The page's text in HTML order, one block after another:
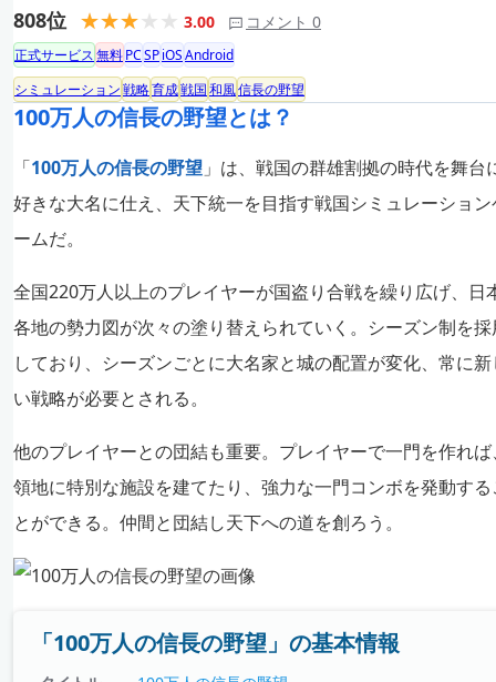
808位 3.00 コメント 0
正式サービス無料PCSPiOSAndroid
シミュレーション戦略育成戦国和風信長の野望
100万人の信長の野望とは？
「100万人の信長の野望 」は、戦国の群雄割拠の時代を舞台
好きな大名に仕え、天下統一を目指す戦国シミュレーション
ームだ。
全国220万人以上のプレイヤーが国盗り合戦を繰り広げ、日
各地の勢力図が次々の塗り替えられていく。シーズン制を採
しており、シーズンごとに大名家と城の配置が変化、常に新
い戦略が必要とされる。
他のプレイヤーとの団結も重要。プレイヤーで一門を作れば
領地に特別な施設を建てたり、強力な一門コンボを発動する
とができる。仲間と団結し天下への道を創ろう。
「100万人の信長の野望」の基本情報